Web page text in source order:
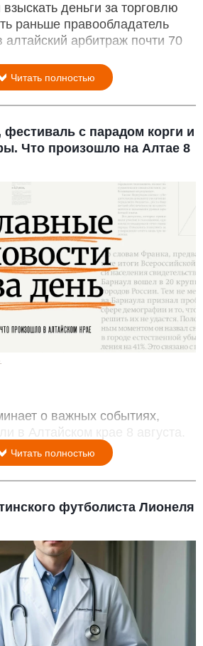
деньги за торговлю
раньше правообладатель
алтайский арбитраж почти 70
Читать полностью
с парадом корги и
Что произошло на Алтае 8
о важных событиях,
в Алтайском крае 8 августа.
Читать полностью
футболиста Лионеля